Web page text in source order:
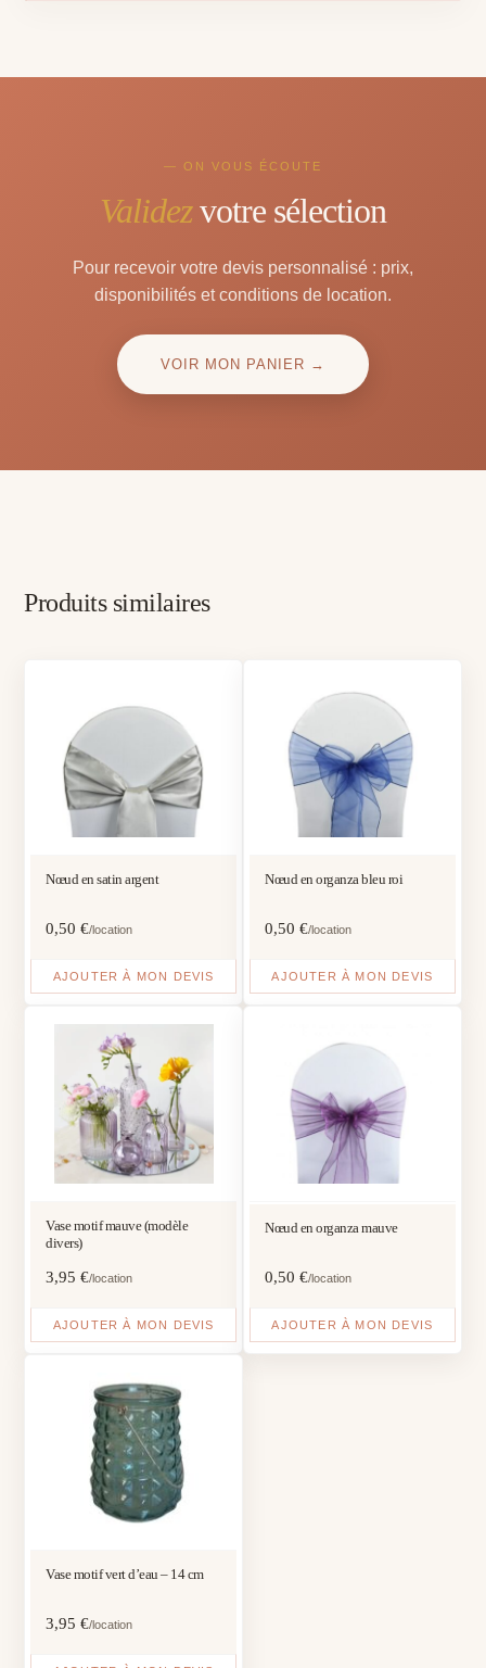
— ON VOUS ÉCOUTE
Validezvotre sélection
Pour recevoir votre devis personnalisé : prix,
disponibilités et conditions de location.
VOIR MON PANIER →
Produits similaires
Nœud en satin argent
0,50€/location
AJOUTER À MON DEVIS
Nœud en organza bleu roi
0,50 €/location
AJOUTER À MON DEVIS
Vase motif mauve (modèle
divers)
3,95€/location
AJOUTER À MON DEVIS
Nœud en organza mauve
0,50 €/location
AJOUTER À MON DEVIS
Vase motif vert d’eau – 14 cm
3,95€/location